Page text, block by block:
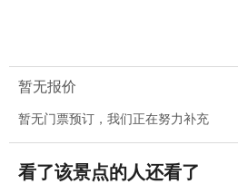
暂无报价
暂无门票预订，我们正在努力补充
看了该景点的人还看了